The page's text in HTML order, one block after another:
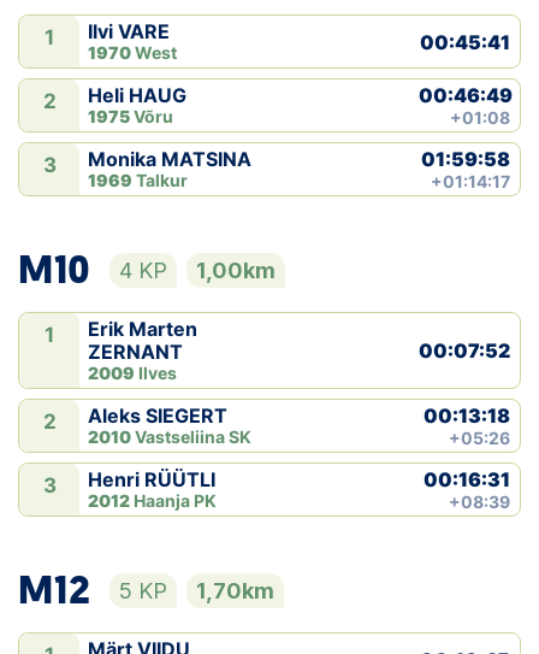
1 Ilvi VARE
1970West 00:45:41
2 Heli HAUG
1975Võru
00:46:49
+01:08
3 Monika MATSINA
1969 Talkur
01:59:58
+01:14:17
M10 4 KP 1,00km
1
Erik Marten
ZERNANT
2009 Ilves
00:07:52
2 Aleks SIEGERT
2010Vastseliina SK
00:13:18
+05:26
3 Henri RÜÜTLI
2012 Haanja PK
00:16:31
+08:39
M12 5 KP 1,70km
Märt VIIDU